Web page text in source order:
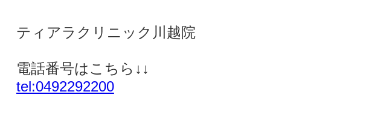
ティアラクリニック川越院
電話番号はこちら↓↓
tel:0492292200